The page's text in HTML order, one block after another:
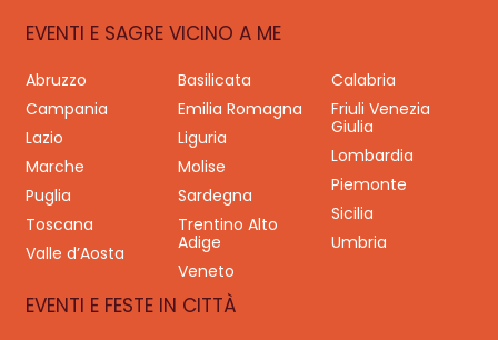
EVENTI E SAGRE VICINO A ME
Abruzzo Basilicata
Calabria
Campania
Emilia Romagna
Friuli Venezia
Giulia
Lazio
Liguria
Lombardia
Marche
Molise
Piemonte
Puglia
Sardegna
Sicilia
Toscana
Trentino Alto
Adige
Umbria
Valle d’Aosta
Veneto
EVENTI E FESTE IN CITTÀ